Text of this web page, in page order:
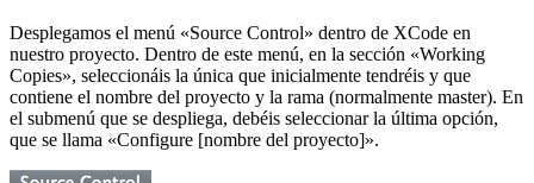
Desplegamos el menú «Source Control» dentro de XCode en
nuestro proyecto. Dentro de este menú, en la sección «Working
Copies», seleccionáis la única que inicialmente tendréis y que
contiene el nombre del proyecto y la rama (normalmente master). En
el submenú que se despliega, debéis seleccionar la última opción,
que se llama «Configure [nombre del proyecto]».